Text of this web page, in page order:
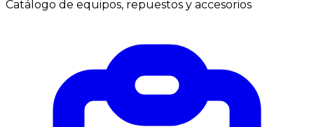
Catálogo de equipos, repuestos y accesorios